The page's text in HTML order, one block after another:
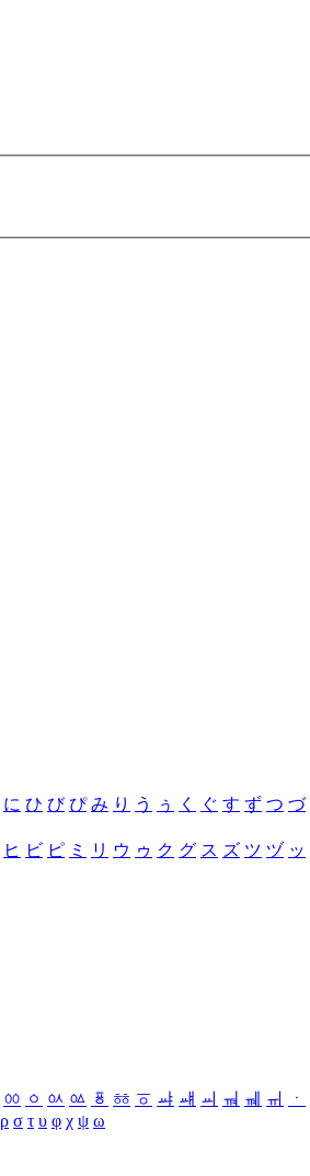
に ひ び ぴ み り う ぅ く ぐ す ず つ づ
ヒ ビ ピ ミ リ ウ ゥ ク グ ス ズ ツ ヅ ッ
ㆀ ㆁ ㆂ ㆃ ㆄ ㆅ ㆆ ㆇ ㆈ ㆉ ㆊ ㆋ ㆌ ㆍ
ρ σ τ υ φ χ ψ ω